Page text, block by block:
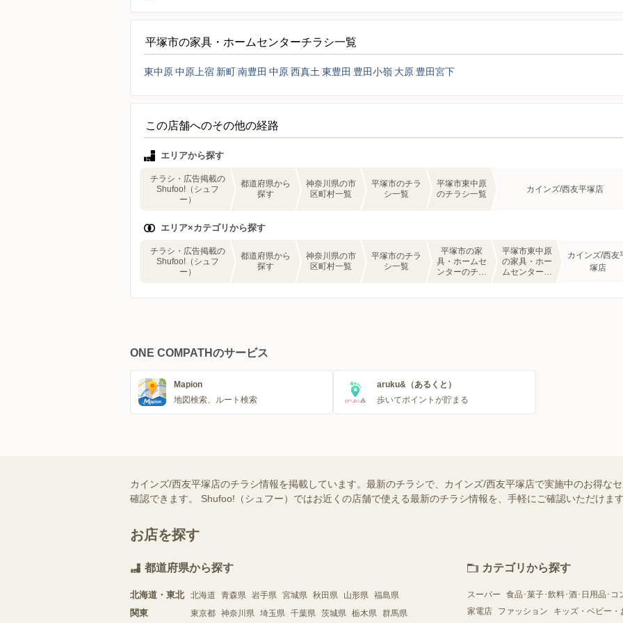
平塚市の家具・ホームセンターチラシ一覧
東中原中原上宿 新町南豊田 中原西真土 東豊田 豊田小嶺 大原 豊田宮下
この店舗へのその他の経路
エリアから探す
チラシ・広告掲載の
Shufoo!（シュフ
ー）
都道府県から
探す
神奈川県の市
区町村一覧
平塚市のチラ
シ一覧
平塚市東中原
のチラシ一覧
カインズ/西友平塚店
エリア×カテゴリから探す
チラシ・広告掲載の
Shufoo!（シュフ
ー）
都道府県から
探す
神奈川県の市
区町村一覧
平塚市のチラ
シ一覧
平塚市の家
具・ホームセ
ンターのチラ
平塚市東中原
の家具・ホー
ムセンターの
カインズ/西友
塚店
ONE COMPATHのサービス
Mapion
地図検索、ルート検索
aruku&（あるくと）
歩いてポイントが貯まる
カインズ/西友平塚店のチラシ情報を掲載しています。最新のチラシで、カインズ/西友平塚店で実施中のお得な
確認できます。 Shufoo!（シュフー）ではお近くの店舗で使える最新のチラシ情報を、手軽にご確認いただけま
お店を探す
都道府県から探す
北海道・東北 北海道 青森県 岩手県 宮城県 秋田県 山形県 福島県
関東 東京都 神奈川県 埼玉県 千葉県 茨城県 栃木県 群馬県
カテゴリから探す
スーパー
食品･菓子･飲料･酒･日用品･コ
家電店
ファッション キッズ・ベビー・